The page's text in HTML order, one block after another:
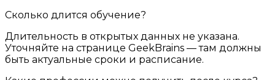
Сколько длится обучение?
Длительность в открытых данных не указана.
Уточняйте на странице GeekBrains — там должны
быть актуальные сроки и расписание.